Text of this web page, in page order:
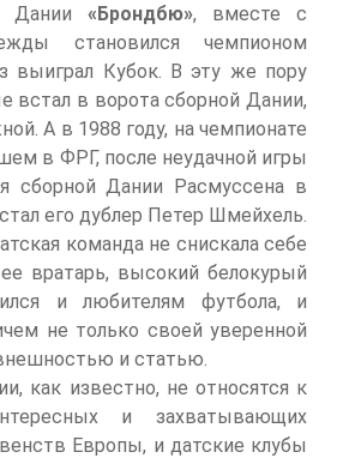
Дании «Брондбю», вместе с
становился чемпионом
выиграл Кубок. В эту же пору
встал в ворота сборной Дании,
А в 1988 году, на чемпионате
в ФРГ, после неудачной игры
сборной Дании Расмуссена в
его дублер Петер Шмейхель.
команда не снискала себе
вратарь, высокий белокурый
и любителям футбола, и
не только своей уверенной
и статью.
как известно, не относятся к
и захватывающих
Европы, и датские клубы